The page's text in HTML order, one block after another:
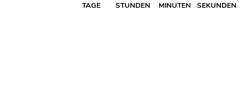
TAGE STUNDEN MINUTEN SEKUNDEN